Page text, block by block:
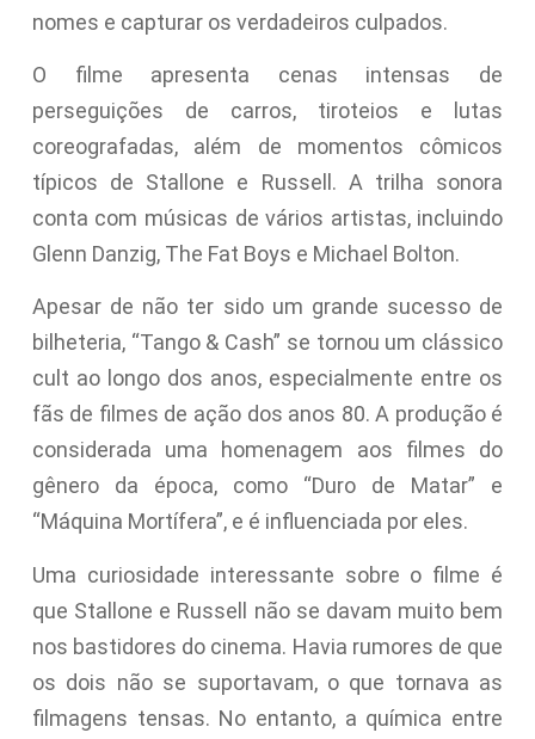
nomes e capturar os verdadeiros culpados.
O filme apresenta cenas intensas de
perseguições de carros, tiroteios e lutas
coreografadas, além de momentos cômicos
típicos de Stallone e Russell. A trilha sonora
conta com músicas de vários artistas, incluindo
Glenn Danzig, The Fat Boys e Michael Bolton.
Apesar de não ter sido um grande sucesso de
bilheteria, “Tango & Cash” se tornou um clássico
cult ao longo dos anos, especialmente entre os
fãs de filmes de ação dos anos 80. A produção é
considerada uma homenagem aos filmes do
gênero da época, como “Duro de Matar” e
“Máquina Mortífera”, e é influenciada por eles.
Uma curiosidade interessante sobre o filme é
que Stallone e Russell não se davam muito bem
nos bastidores do cinema. Havia rumores de que
os dois não se suportavam, o que tornava as
filmagens tensas. No entanto, a química entre